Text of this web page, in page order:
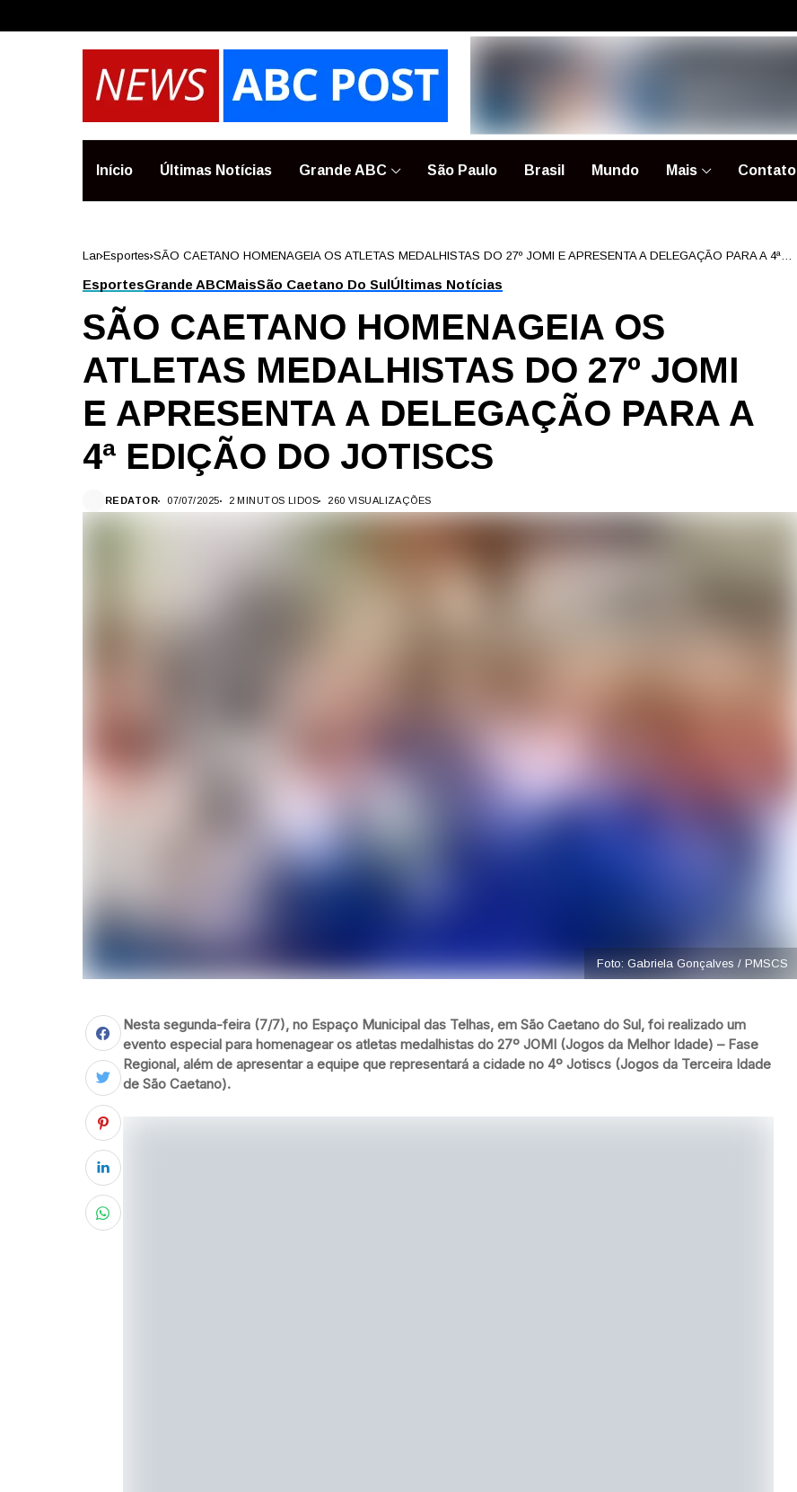
Início Últimas Notícias Grande ABC São Paulo Brasil Mundo Mais Contato
Lar Esportes SÃO CAETANO HOMENAGEIA OS ATLETAS MEDALHISTAS DO 27º JOMI E APRESENTA A DELEGAÇÃO PARA A 4ª
EsportesGrande ABCMaisSão Caetano Do SulÚltimas Notícias
SÃO CAETANO HOMENAGEIA OS
ATLETAS MEDALHISTAS DO 27º JOMI
E APRESENTA A DELEGAÇÃO PARA A
4ª EDIÇÃO DO JOTISCS
REDATOR 07/07/2025 2 MINUTOS LIDOS 260 VISUALIZAÇÕES
Foto: Gabriela Gonçalves / PMSCS
Nesta segunda-feira (7/7), no Espaço Municipal das Telhas, em São Caetano do Sul, foi realizado um
evento especial para homenagear os atletas medalhistas do 27º JOMI (Jogos da Melhor Idade) – Fase
Regional, além de apresentar a equipe que representará a cidade no 4º Jotiscs (Jogos da Terceira Idade
de São Caetano).